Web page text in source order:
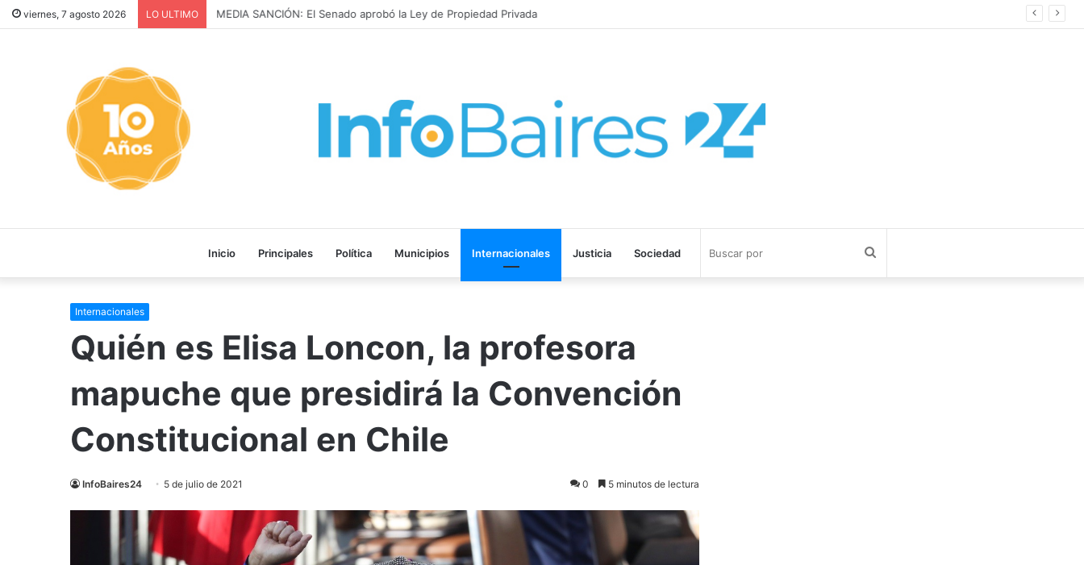
viernes, 7 agosto 2026 LO ULTIMO MEDIA SANCIÓN: El Senado aprobó la Ley de Propiedad Privada
Inicio Principales Política Municipios Internacionales Justicia Sociedad
Internacionales
Quién es Elisa Loncon, la profesora
mapuche que presidirá la Convención
Constitucional en Chile
InfoBaires24 5 de julio de 2021 0 5 minutos de lectura